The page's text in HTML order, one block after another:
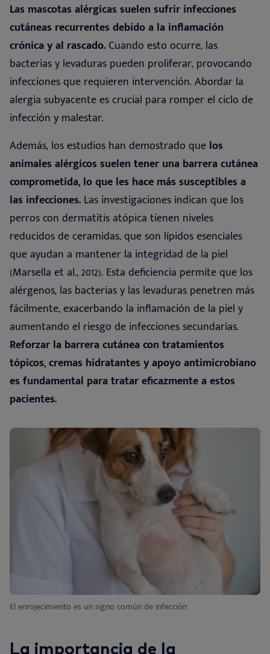
Las mascotas alérgicas suelen sufrir infecciones
cutáneas recurrentes debido a la inflamación
crónica y al rascado. Cuando esto ocurre, las
bacterias y levaduras pueden proliferar, provocando
infecciones que requieren intervención. Abordar la
alergia subyacente es crucial para romper el ciclo de
infección y malestar.
Además, los estudios han demostrado que los
animales alérgicos suelen tener una barrera cutánea
comprometida, lo que les hace más susceptibles a
las infecciones. Las investigaciones indican que los
perros con dermatitis atópica tienen niveles
reducidos de ceramidas, que son lípidos esenciales
que ayudan a mantener la integridad de la piel
(Marsella et al., 2012). Esta deficiencia permite que los
alérgenos, las bacterias y las levaduras penetren más
fácilmente, exacerbando la inflamación de la piel y
aumentando el riesgo de infecciones secundarias.
Reforzar la barrera cutánea con tratamientos
tópicos, cremas hidratantes y apoyo antimicrobiano
es fundamental para tratar eficazmente a estos
pacientes.
El enrojecimiento es un signo común de infección
La importancia de la